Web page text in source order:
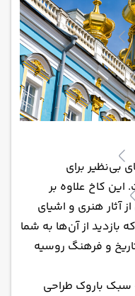
بی‌نظیر برای
این کاخ علاوه بر
آثار هنری و اشیای
از آن‌ها به شما
و فرهنگ روسیه
سبک باروک طراحی